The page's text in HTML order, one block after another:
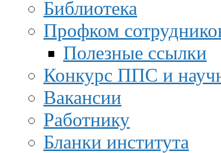
Библиотека
Профком
Полезные ссылки
Конкурс ППС и
Вакансии
Работнику
Бланки института